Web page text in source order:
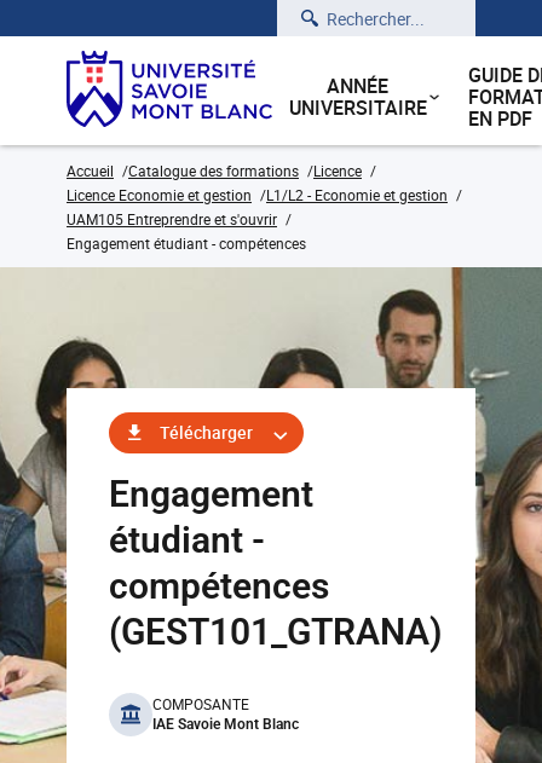
Rechercher
ANNÉE
UNIVERSITAIRE
GUIDE
EN PDF
Accueil Catalogue des formations
Licence
Licence Economie et gestion
L1/L2 - Economie et gestion
UAM105 Entreprendre et s'ouvrir
Engagement étudiant - compétences
Télécharger
Engagement
étudiant -
compétences
(GEST101_GTRANA)
benefits
COMPOSANTE
IAE Savoie Mont Blanc